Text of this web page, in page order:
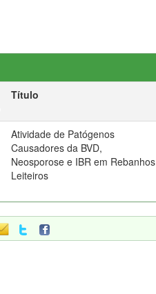
Título
Atividade de Patógenos
Causadores da BVD,
Neosporose e IBR em Rebanhos
Leiteiros